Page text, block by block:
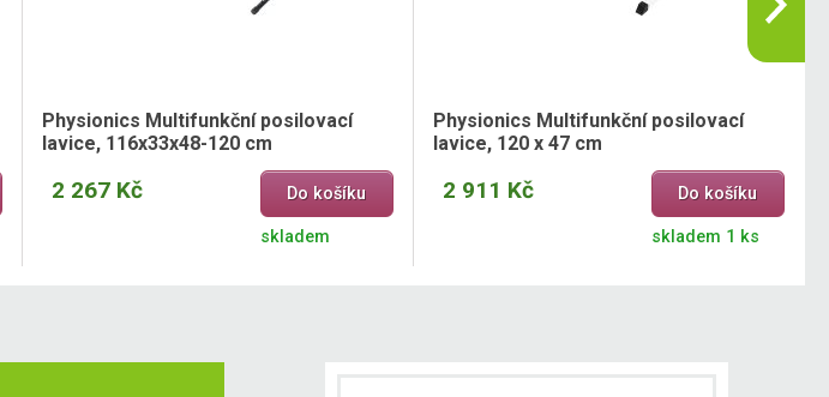
Physionics Multifunkční posilovací
lavice, 116x33x48-120 cm
2 267 Kč Do košíku
skladem
Physionics Multifunkční posilovací
lavice, 120 x 47 cm
2 911 Kč Do košíku
skladem 1 ks